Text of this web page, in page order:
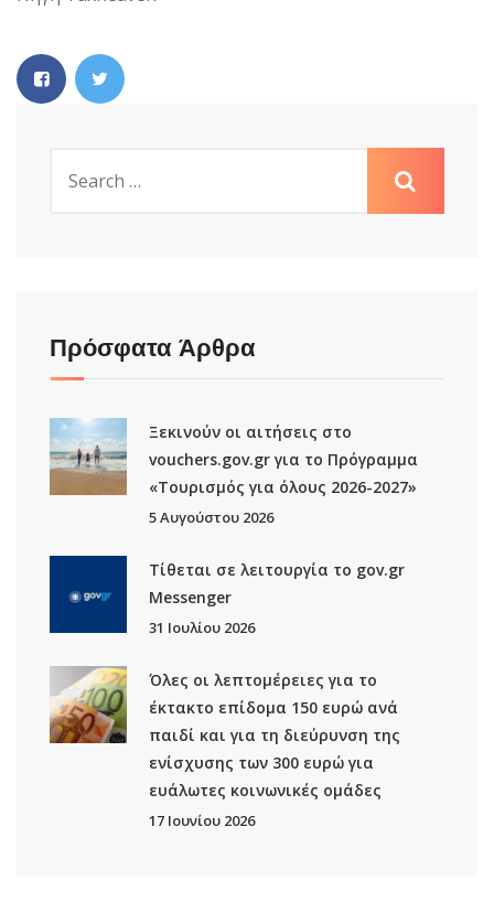
Πρόσφατα Άρθρα
Ξεκινούν οι αιτήσεις στο
vouchers.gov.gr για το Πρόγραμμα
«Τουρισμός για όλους 2026-2027»
5 Αυγούστου 2026
Τίθεται σε λειτουργία το gov.gr
Μessenger
31 Ιουλίου 2026
Όλες οι λεπτομέρειες για το
έκτακτο επίδομα 150 ευρώ ανά
παιδί και για τη διεύρυνση της
ενίσχυσης των 300 ευρώ για
ευάλωτες κοινωνικές ομάδες
17 Ιουνίου 2026